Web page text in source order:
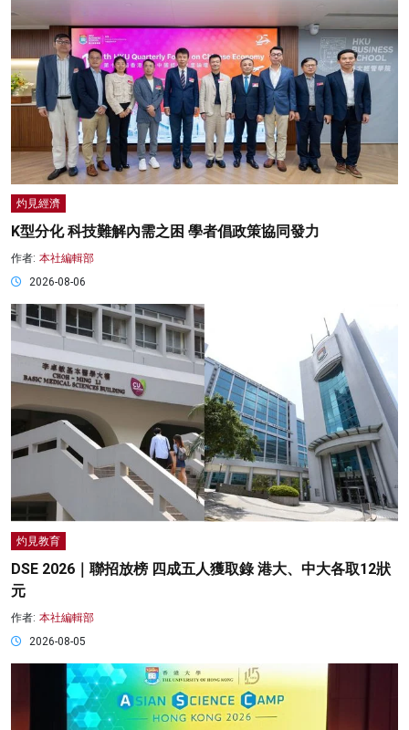
灼見經濟
K型分化 科技難解內需之困 學者倡政策協同發力
作者: 本社編輯部
2026-08-06
灼見教育
DSE 2026｜聯招放榜 四成五人獲取錄 港大、中大各取12狀
元
作者: 本社編輯部
2026-08-05